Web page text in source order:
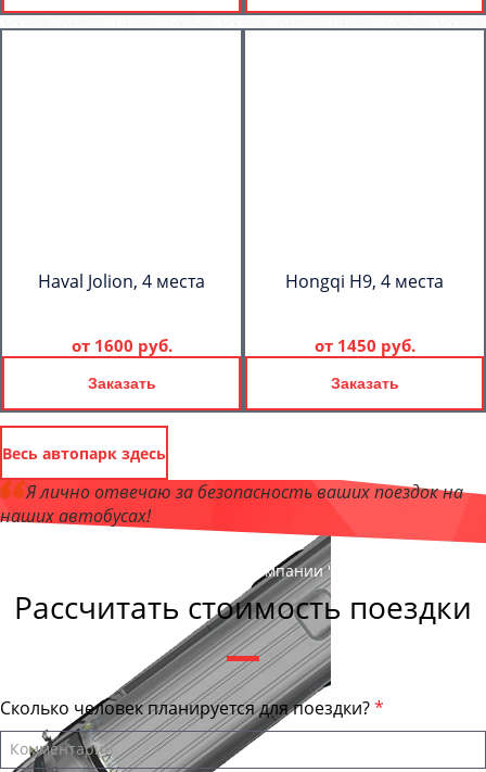
Haval Jolion, 4 места
от 1600 руб.
Заказать
Hongqi H9, 4 места
от 1450 руб.
Заказать
Весь автопарк здесь
Я лично отвечаю за безопасность ваших поездок на
наших автобусах!
, директор компании "ТКЕвропа"
Рассчитать стоимость поездки
Сколько человек планируется для поездки?